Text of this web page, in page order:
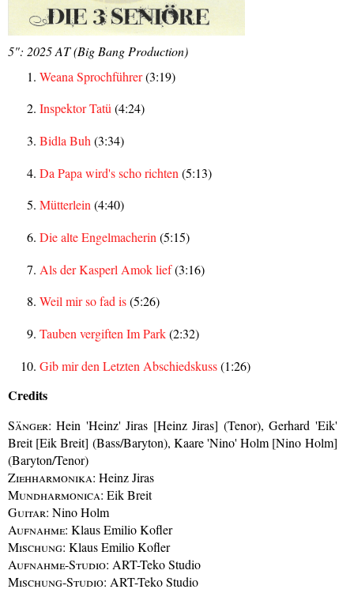
5": 2025 AT (Big Bang Production)
Weana Sprochführer(3:19)
Inspektor Tatü(4:24)
Bidla Buh (3:34)
Da Papa wird's scho richten (5:13)
Mütterlein(4:40)
Die alte Engelmacherin (5:15)
Als der Kasperl Amok lief(3:16)
Weil mir so fad is(5:26)
Tauben vergiften Im Park(2:32)
Gib mir den Letzten Abschiedskuss(1:26)
Credits
Sänger: Hein 'Heinz' Jiras [Heinz Jiras] (Tenor), Gerhard 'Eik'
Breit [Eik Breit] (Bass/Baryton), Kaare 'Nino' Holm [Nino Holm]
(Baryton/Tenor)
Ziehharmonika: Heinz Jiras
Mundharmonica: Eik Breit
Guitar: Nino Holm
Aufnahme: Klaus Emilio Kofler
Mischung: Klaus Emilio Kofler
Aufnahme-Studio: ART-Teko Studio
Mischung-Studio: ART-Teko Studio